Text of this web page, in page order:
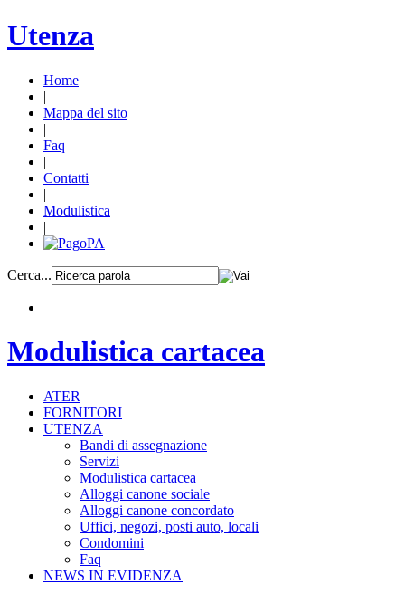
Utenza
Home
|
Mappa del sito
|
Faq
|
Contatti
|
Modulistica
|
Cerca...
Modulistica cartacea
ATER
FORNITORI
UTENZA
Bandi di assegnazione
Servizi
Modulistica cartacea
Alloggi canone sociale
Alloggi canone concordato
Uffici, negozi, posti auto, locali
Condomini
Faq
NEWS IN EVIDENZA